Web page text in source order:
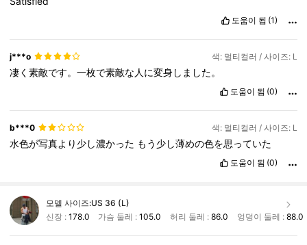
도움이 됨 (1)
j***o 색: 멀티컬러 / 사이즈: L
凄く素敵です。一枚で素敵な人に変身しました。
도움이 됨 (0)
b***0 색: 멀티컬러 / 사이즈: L
水色が写真より少し濃かった もう少し薄めの色を思っていた
도움이 됨 (0)
모델 사이즈:US 36 (L)
신장 : 178.0 가슴 둘레 :105.0 허리 둘레 : 86.0 엉덩이 둘레 : 88.0